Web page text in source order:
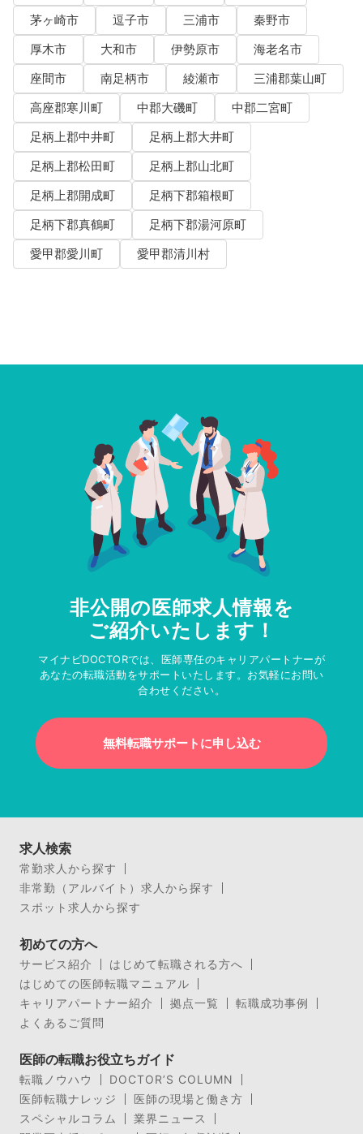
茅ヶ崎市
逗子市 三浦市
秦野市
厚木市
大和市 伊勢原市
海老名市
座間市
南足柄市 綾瀬市
三浦郡葉山町
高座郡寒川町
中郡大磯町
中郡二宮町
足柄上郡中井町
足柄上郡大井町
足柄上郡松田町
足柄上郡山北町
足柄上郡開成町
足柄下郡箱根町
足柄下郡真鶴町
足柄下郡湯河原町
愛甲郡愛川町
愛甲郡清川村
非公開の医師求人情報を
ご紹介いたします！
マイナビDOCTORでは、医師専任のキャリアパートナーが
あなたの転職活動をサポートいたします。お気軽にお問い
合わせください。
無料転職サポートに申し込む
求人検索
常勤求人から探す
非常勤（アルバイト）求人から探す
スポット求人から探す
初めての方へ
サービス紹介
はじめて転職される方へ
はじめての医師転職マニュアル
キャリアパートナー紹介
拠点一覧
転職成功事例
よくあるご質問
医師の転職お役立ちガイド
転職ノウハウ
DOCTOR’S COLUMN
医師転職ナレッジ
医師の現場と働き方
スペシャルコラム
業界ニュース